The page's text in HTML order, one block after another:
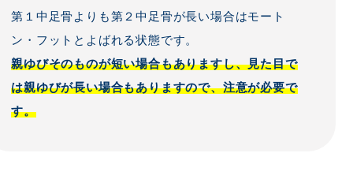
第１中足骨よりも第２中足骨が長い場合はモート
ン・フットとよばれる状態です。
親ゆびそのものが短い場合もありますし、見た目で
は親ゆびが長い場合もありますので、注意が必要で
す。